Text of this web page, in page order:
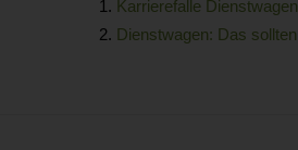
Karrierefalle
Dienstwagen: Das